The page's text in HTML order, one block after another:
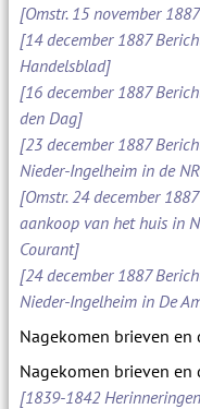
[Omstr. 15 november
[14 december 1887
Handelsblad]
[16 december 1887
den Dag]
[23 december 1887
Nieder-Ingelheim in de
[Omstr. 24 december
aankoop van het huis in
Courant]
[24 december 1887
Nieder-Ingelheim in De
Nagekomen brieven
Nagekomen brieven en
[1839-1842